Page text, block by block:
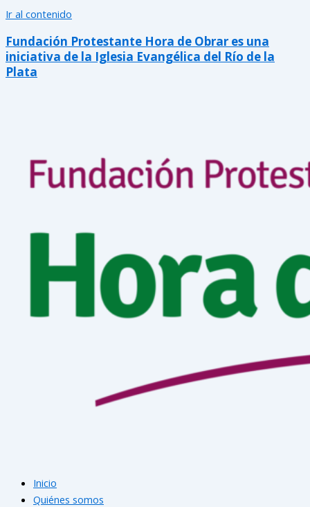
Ir al contenido
Fundación Protestante Hora de Obrar es una
iniciativa de la Iglesia Evangélica del Río de la
Plata
Inicio
Quiénes somos